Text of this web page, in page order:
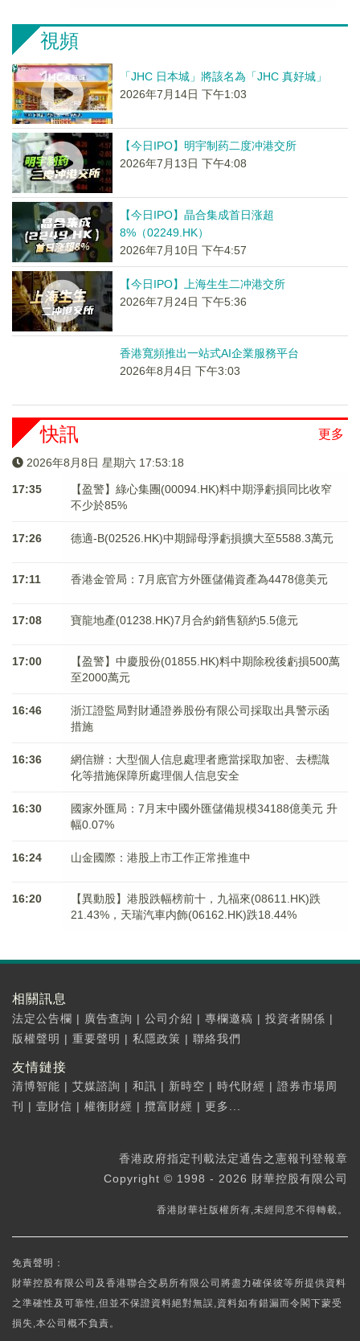
視頻
「JHC 日本城」將該名為「JHC 真好城」
2026年7月14日 下午1:03
【今日IPO】明宇制药二度冲港交所
2026年7月13日 下午4:08
【今日IPO】晶合集成首日涨超
8%（02249.HK）
2026年7月10日 下午4:57
【今日IPO】上海生生二冲港交所
2026年7月24日 下午5:36
香港寬頻推出一站式AI企業服務平台
2026年8月4日 下午3:03
更多
快訊
2026年8月8日 星期六 17:53:19
17:35
【盈警】綠心集團(00094.HK)料中期淨虧損同比收窄
不少於85%
17:26 德適-B(02526.HK)中期歸母淨虧損擴大至5588.3萬元
17:11 香港金管局：7月底官方外匯儲備資產為4478億美元
17:08 寶龍地產(01238.HK)7月合約銷售額約5.5億元
17:00
【盈警】中慶股份(01855.HK)料中期除稅後虧損500萬
至2000萬元
16:46
浙江證監局對財通證券股份有限公司採取出具警示函
措施
16:36
網信辦：大型個人信息處理者應當採取加密、去標識
化等措施保障所處理個人信息安全
16:30
國家外匯局：7月末中國外匯儲備規模34188億美元 升
幅0.07%
16:24 山金國際：港股上市工作正常推進中
16:20
【異動股】港股跌幅榜前十，九福來(08611.HK)跌
21.43%，天瑞汽車内飾(06162.HK)跌18.44%
相關訊息
法定公告欄 | 廣告查詢 | 公司介紹 | 專欄邀稿 | 投資者關係 |
版權聲明 | 重要聲明 | 私隱政策 | 聯絡我們
友情鏈接
清博智能 | 艾媒諮詢 | 和訊 | 新時空 | 時代財經 | 證券市場周
刊
| 壹財信 | 權衡財經 | 攬富財經 | 更多...
香港政府指定刊載法定通告之憲報刊登報章
Copyright © 1998 - 2026 財華控股有限公司
香港財華社版權所有,未經同意不得轉載。
免責聲明：
財華控股有限公司及香港聯合交易所有限公司將盡力確保彼等所提供資料
之準確性及可靠性,但並不保證資料絕對無誤,資料如有錯漏而令閣下蒙受
損失,本公司概不負責。